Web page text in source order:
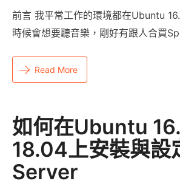
前言 我平常工作的環境都在Ubuntu
時候會想要聽音樂，剛好有跟人合買
Read More
如何在Ubuntu
18.04上安裝與設
Server